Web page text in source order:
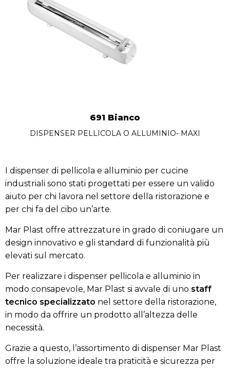
691 Bianco
DISPENSER PELLICOLA O ALLUMINIO- MAXI
I dispenser di pellicola e alluminio per cucine
industriali sono stati progettati per essere un valido
aiuto per chi lavora nel settore della ristorazione e
per chi fa del cibo un’arte.
Mar Plast offre attrezzature in grado di coniugare un
design innovativo e gli standard di funzionalità più
elevati sul mercato.
Per realizzare i dispenser pellicola e alluminio in
modo consapevole, Mar Plast si avvale di uno staff
tecnico specializzato nel settore della ristorazione,
in modo da offrire un prodotto all’altezza delle
necessità.
Grazie a questo, l’assortimento di dispenser Mar Plast
offre la soluzione ideale tra praticità e sicurezza per